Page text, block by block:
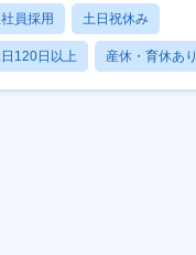
員採用 土日祝休み
120日以上 産休・育休あり
業20時間以内